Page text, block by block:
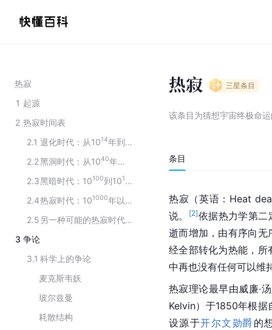
热寂
1 起源
2 热寂时间表
2.1 退化时代：从1014年到10
2.2黑洞时代：从1040年到10
2.3黑暗时代：10100到10150
2.4热寂时代：101000年以后
2.5
另一种可能的热寂时代：10
年以后
3 争论
3.1 科学上的争论
麦克斯韦妖
玻尔兹曼
耗散结构
热寂 三星条目
该条目为猜想宇宙终极命
条目
热寂（英语：Heat
说。
[2]依据热力学第二
逝而增加，由有序向无
经全部转化为热能，所
中再也没有任何可以维
热寂理论最早由威廉·
Kelvin）于1850年根据
设源于开尔文勋爵的